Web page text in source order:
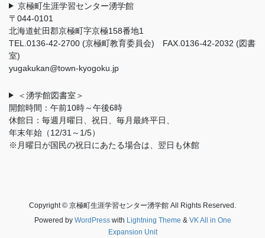
京極町生涯学習センター湧学館
〒044-0101
北海道虻田郡京極町字京極158番地1
TEL.0136-42-2700 (京極町教育委員会) FAX.0136-42-2032 (図書
室)
yugakukan@town-kyogoku.jp
＜湧学館図書室＞
開館時間：午前10時～午後6時
休館日：毎週月曜日、祝日、毎月最終平日、
年末年始（12/31～1/5）
※月曜日が国民の祝日にあたる場合は、翌日も休館
Copyright © 京極町生涯学習センター湧学館 All Rights Reserved.
Powered by WordPresswith Lightning Theme & VK All in One
Expansion Unit